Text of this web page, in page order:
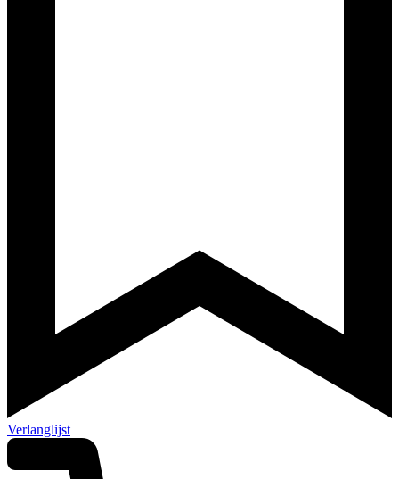
Verlanglijst